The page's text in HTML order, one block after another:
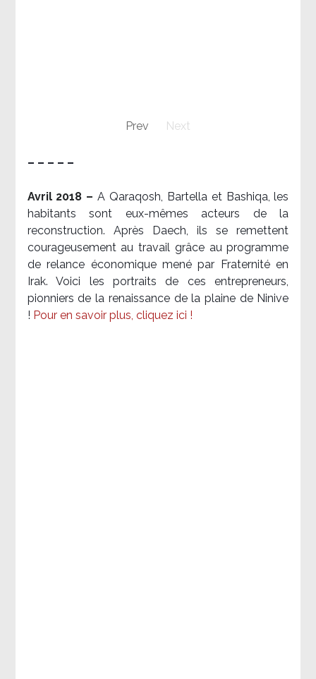
Prev Next
– – – – –
Avril 2018 –A Qaraqosh, Bartella et Bashiqa, les
habitants sont eux-mêmes acteurs de la
reconstruction. Après Daech, ils se remettent
courageusement au travail grâce au programme
de relance économique mené par Fraternité en
Irak. Voici les portraits de ces entrepreneurs,
pionniers de la renaissance de la plaine de Ninive
! Pour en savoir plus, cliquez ici !